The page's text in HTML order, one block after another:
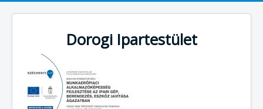
Dorogi Ipartestület